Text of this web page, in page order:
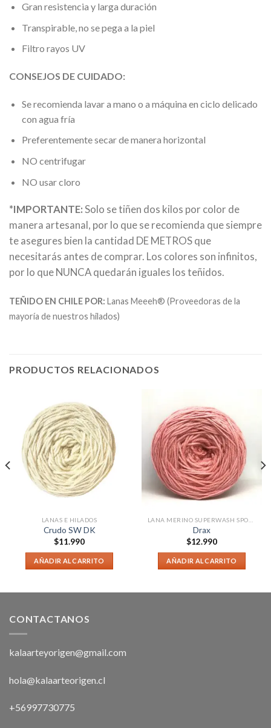
Gran resistencia y larga duración
Transpirable, no se pega a la piel
Filtro rayos UV
CONSEJOS DE CUIDADO:
Se recomienda lavar a mano o a máquina en ciclo delicado
con agua fría
Preferentemente secar de manera horizontal
NO centrifugar
NO usar cloro
*IMPORTANTE:Solo se tiñen dos kilos por color de
manera artesanal, por lo que se recomienda que siempre
te asegures bien la cantidad DE METROS que
necesitarás antes de comprar. Los colores son infinitos,
por lo que NUNCA quedarán iguales los teñidos.
TEÑIDO EN CHILE POR: Lanas Meeeh® (Proveedoras de la
mayoría de nuestros hilados)
PRODUCTOS RELACIONADOS
LANAS E HILADOS
Crudo SW DK
$11.990
AÑADIR AL CARRITO
Drax
$12.990
AÑADIR AL CARRITO
CONTACTANOS
kalaarteyorigen@gmail.com
hola@kalaarteorigen.cl
+56997730775